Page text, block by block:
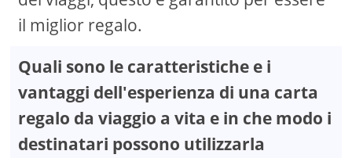
il miglior regalo.
Quali sono le caratteristiche e i
vantaggi dell'esperienza di una carta
regalo da viaggio a vita e in che modo i
destinatari possono utilizzarla